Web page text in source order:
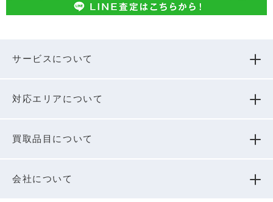
サービスについて
対応エリアについて
買取品⽬について
会社について